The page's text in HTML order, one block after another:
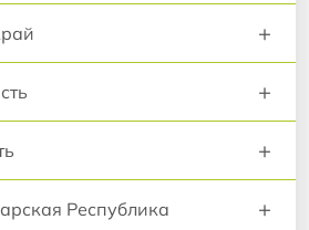
+
+
+
Республика +